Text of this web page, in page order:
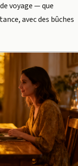
voyage — que
avec des bûches